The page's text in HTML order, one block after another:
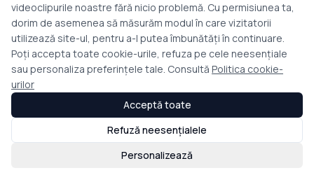
videoclipurile noastre fără nicio problemă. Cu permisiunea ta,
dorim de asemenea să măsurăm modul în care vizitatorii
utilizează site-ul, pentru a-l putea îmbunătăți în continuare.
Poți accepta toate cookie-urile, refuza pe cele neesențiale
sau personaliza preferințele tale. Consultă Politica cookie-
urilor
Personalizează
Refuză neesențialele
Acceptă toate